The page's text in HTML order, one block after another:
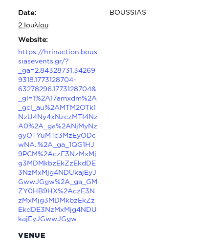
Date:
2 Ιουλίου
Website:
https://hrinaction.bous
siasevents.gr/?
_ga=2.84328731.34269
9318.1773128704-
63278296.1773128704&
_gl=1%2A17amxdm%2A
_gcl_au%2AMTM2OTk1
NzU4Ny4xNzczMTI4Nz
A0%2A_ga%2ANjMyNz
gyOTYuMTc3MzEyODc
wNA..%2A_ga_1QG1HJ
9PCM%2AczE3NzMxMj
g3MDMkbzEkZzEkdDE
3NzMxMjg4NDUkajEyJ
GwwJGgw%2A_ga_GM
ZY0HB9HX%2AczE3N
zMxMjg3MDMkbzEkZz
EkdDE3NzMxMjg4NDU
kajEyJGwwJGgw
VENUE
BOUSSIAS